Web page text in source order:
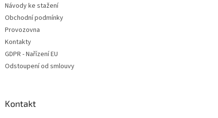
Návody ke stažení
Obchodní podmínky
Provozovna
Kontakty
GDPR - Nařízení EU
Odstoupení od smlouvy
Kontakt